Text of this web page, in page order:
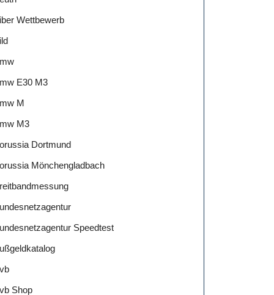
Wettbewerb
E30 M3
M
M3
Dortmund
Mönchengladbach
Speedtest
Shop